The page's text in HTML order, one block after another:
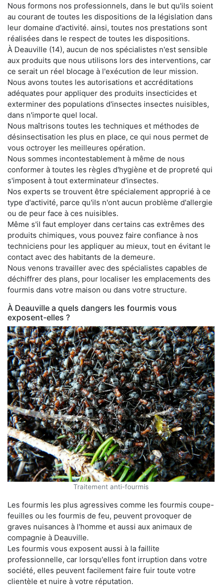
Nous formons nos professionnels, dans le but qu'ils soient
au courant de toutes les dispositions de la législation dans
leur domaine d'activité. ainsi, toutes nos prestations sont
réalisées dans le respect de toutes les dispositions.
À Deauville (14), aucun de nos spécialistes n'est sensible
aux produits que nous utilisons lors des interventions, car
ce serait un réel blocage à l'exécution de leur mission.
Nous avons toutes les autorisations et accréditations
adéquates pour appliquer des produits insecticides et
exterminer des populations d'insectes insectes nuisibles,
dans n'importe quel local.
Nous maîtrisons toutes les techniques et méthodes de
désinsectisation les plus en place, ce qui nous permet de
vous octroyer les meilleures opération.
Nous sommes incontestablement à même de nous
conformer à toutes les règles d'hygiène et de propreté qui
s'imposent à tout exterminateur d'insectes.
Nos experts se trouvent être spécialement approprié à ce
type d'activité, parce qu'ils n'ont aucun problème d'allergie
ou de peur face à ces nuisibles.
Même s'il faut employer dans certains cas extrêmes des
produits chimiques, vous pouvez faire confiance à nos
techniciens pour les appliquer au mieux, tout en évitant le
contact avec des habitants de la demeure.
Nous venons travailler avec des spécialistes capables de
déchiffrer des plans, pour localiser les emplacements des
fourmis dans votre maison ou dans votre structure.
À Deauville a quels dangers les fourmis vous
exposent-elles ?
Traitement anti-fourmis
Les fourmis les plus agressives comme les fourmis coupe-
feuilles ou les fourmis de feu, peuvent provoquer de
graves nuisances à l'homme et aussi aux animaux de
compagnie à Deauville.
Les fourmis vous exposent aussi à la faillite
professionnelle, car lorsqu'elles font irruption dans votre
société, elles peuvent facilement faire fuir toute votre
clientèle et nuire à votre réputation.